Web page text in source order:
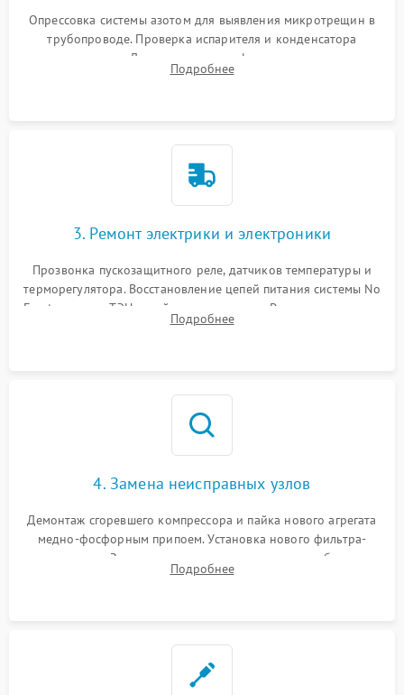
Опрессовка системы азотом для выявления микротрещин в
трубопроводе. Проверка испарителя и конденсатора
течеискателем. Демонтаж старого фильтра-осушителя и
продувка капиллярной трубки для устранения засоров.
Подробнее
3. Ремонт электрики и электроники
Прозвонка пускозащитного реле, датчиков температуры и
терморегулятора. Восстановление цепей питания системы No
Frost, включая ТЭН оттайки и вентилятор. Ремонт или замена
платы управления при сбоях алгоритмов.
Подробнее
4. Замена неисправных узлов
Демонтаж сгоревшего компрессора и пайка нового агрегата
медно-фосфорным припоем. Установка нового фильтра-
осушителя. Замена изношенных вентиляторов обдува,
сломанных заслонок или поврежденных дверных петель.
Подробнее